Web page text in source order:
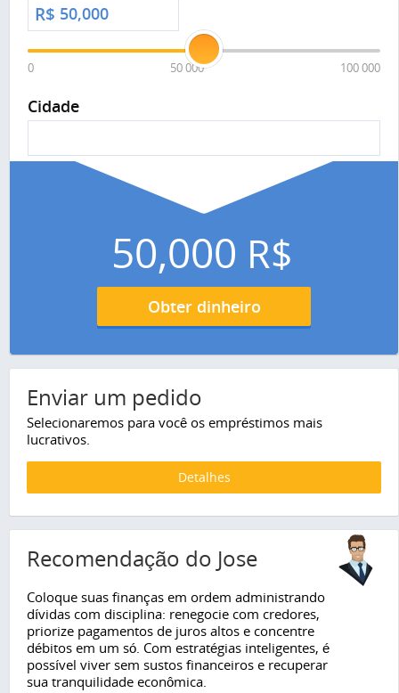
R$
0 50 000 100 000
Cidade
50,000 R$
Obter dinheiro
Enviar um pedido
Selecionaremos para você os empréstimos mais
lucrativos.
Detalhes
Recomendação do Jose
Coloque suas finanças em ordem administrando
dívidas com disciplina: renegocie com credores,
priorize pagamentos de juros altos e concentre
débitos em um só. Com estratégias inteligentes, é
possível viver sem sustos financeiros e recuperar
sua tranquilidade econômica.